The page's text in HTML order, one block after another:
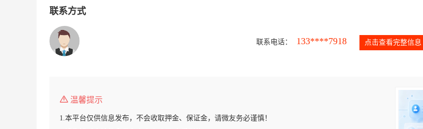
联系方式
联系电话： 133****7918 点击查看完整信息
温馨提示
1.本平台仅供信息发布，不会收取押金、保证金，请微友务必谨慎！